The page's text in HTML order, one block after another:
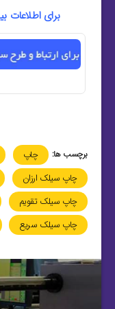
برای اطلاعات
برچسب ها: چاپ
چاپ سیلک ارزان
چاپ سیلک تقویم
چاپ سیلک سریع